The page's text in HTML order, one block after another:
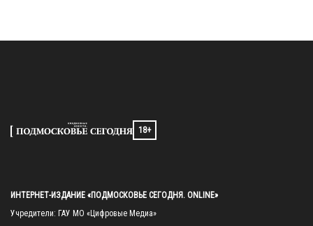
18+
ИНТЕРНЕТ-ИЗДАНИЕ «ПОДМОСКОВЬЕ СЕГОДНЯ. ONLINE»
Учредители: ГАУ МО «Цифровые Медиа»